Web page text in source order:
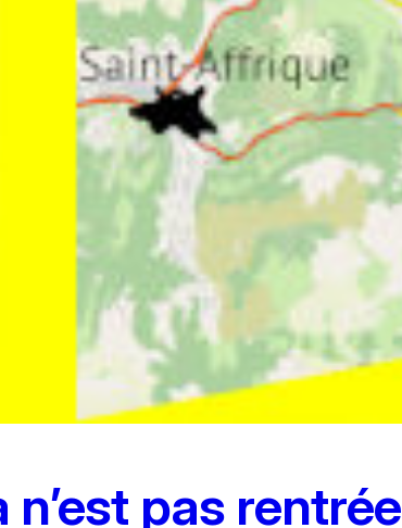
n’est pas rentrée